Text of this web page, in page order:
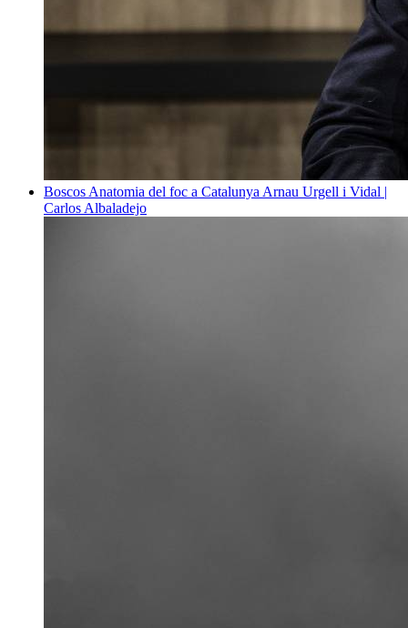
Boscos Anatomia del foc a Catalunya Arnau Urgell i Vidal |
Carlos Albaladejo